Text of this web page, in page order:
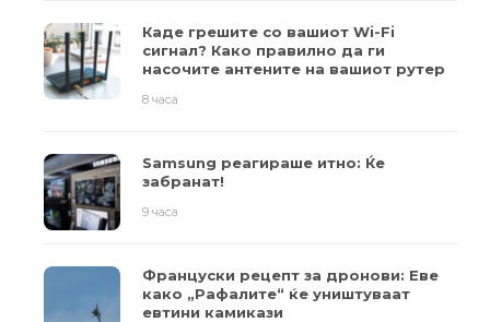
Каде грешите со вашиот Wi-Fi
сигнал? Како правилно да ги
насочите антените на вашиот рутер
8 часа
Samsung реагираше итно: Ќе
забранат!
9 часа
Француски рецепт за дронови: Еве
како „Рафалите“ ќе уништуваат
евтини камикази